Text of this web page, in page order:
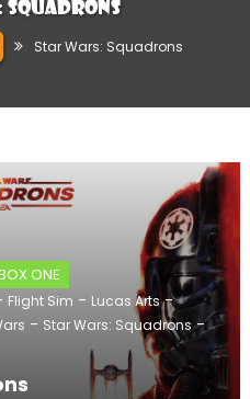
Star Wars: Squadrons
ONE
Flight Sim - Lucas Arts-
- Star Wars: Squadrons -